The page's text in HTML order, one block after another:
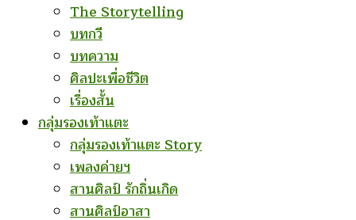
The Storytelling
บทกวี
บทความ
ศิลปะเพื่อชีวิต
เรื่องสั้น
กลุ่มรองเท้าแตะ
กลุ่มรองเท้าแตะ Story
เพลงค่ายฯ
สานศิลป์ รักถิ่นเกิด
สานศิลป์อาสา